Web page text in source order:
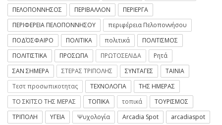
ΠΕΛΟΠΟΝΝΗΣΟΣ
ΠΕΡΙΒΑΛΛΟΝ
ΠΕΡΙΕΡΓΑ
ΠΕΡΙΦΕΡΕΙΑ ΠΕΛΟΠΟΝΝΗΣΟΥ
περιφέρεια Πελοποννήσου
ΠΟΔΌΣΦΑΙΡΟ
ΠΟΛΙΤΙΚΑ πολιτικά
ΠΟΛΙΤΙΣΜΟΣ
ΠΟΛΙΤΙΣΤΙΚΑ
ΠΡΟΣΩΠΑ ΠΡΩΤΟΣΕΛΙΔΑ
Ρητά
ΣΑΝ ΣΗΜΕΡΑ
ΣΤΕΡΑΣ ΤΡΙΠΟΛΗΣ ΣΥΝΤΑΓΕΣ
ΤΑΙΝΙΑ
Τεστ προσωπικοτητας
ΤΕΧΝΟΛΟΓΙΑ
ΤΗΣ ΗΜΕΡΑΣ
ΤΟ ΣΚΙΤΣΟ ΤΗΣ ΜΕΡΑΣ
ΤΟΠΙΚΑ τοπικά
ΤΟΥΡΙΣΜΟΣ
ΤΡΙΠΟΛΗ
ΥΓΕΙΑ Ψυχολογία Arcadia Spot
arcadiaspot